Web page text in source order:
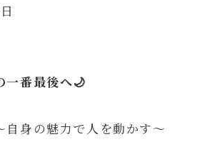
一番最後へ🌙
身の魅力で人を動かす～